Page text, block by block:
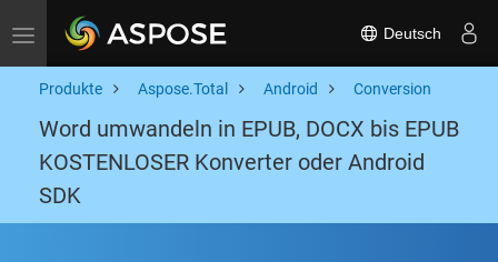
Toggle navigation Deutsch
Produkte Aspose.Total Android Conversion
Word umwandeln in EPUB, DOCX bis EPUB
KOSTENLOSER Konverter oder Android
SDK